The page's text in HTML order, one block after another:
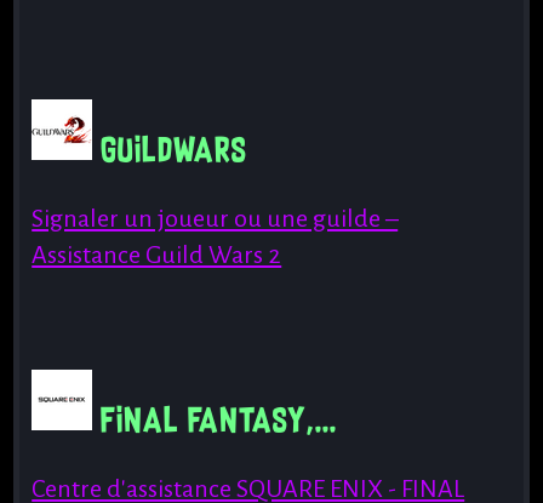
guildwars
Signaler un joueur ou une guilde –
Assistance Guild Wars 2
Final Fantasy,...
Centre d'assistance SQUARE ENIX - FINAL